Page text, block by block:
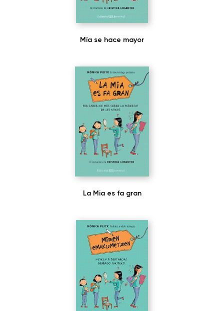
Mía se hace mayor
La Mia es fa gran